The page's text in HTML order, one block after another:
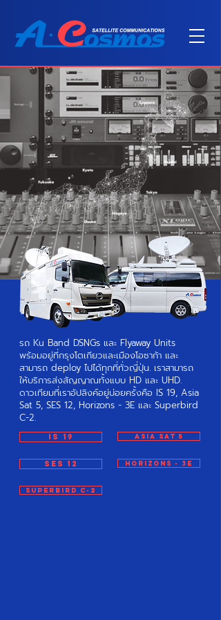
รถ Ku Band DSNGs และ Flyaway Units
พร้อมอยู่ที่กรุงโตเกียวและเมืองโอซาก้า และ
สามารถ deploy ไปได้ทุกที่ทั่วญี่ปุ่น. เราสามารถ
ให้บริการส่งสัญญาณทั้งแบบ HD และ UHD.
ดาวเทียมที่เราอัปลิงค์อยู่บ่อยครั้งคือ IS 19, Asia
Sat 5, SES 12, Horizons - 3E และ Superbird
C-2.
IS 19
SES 12
Asia Sat 5
Horizons - 3E
Superbird C-2